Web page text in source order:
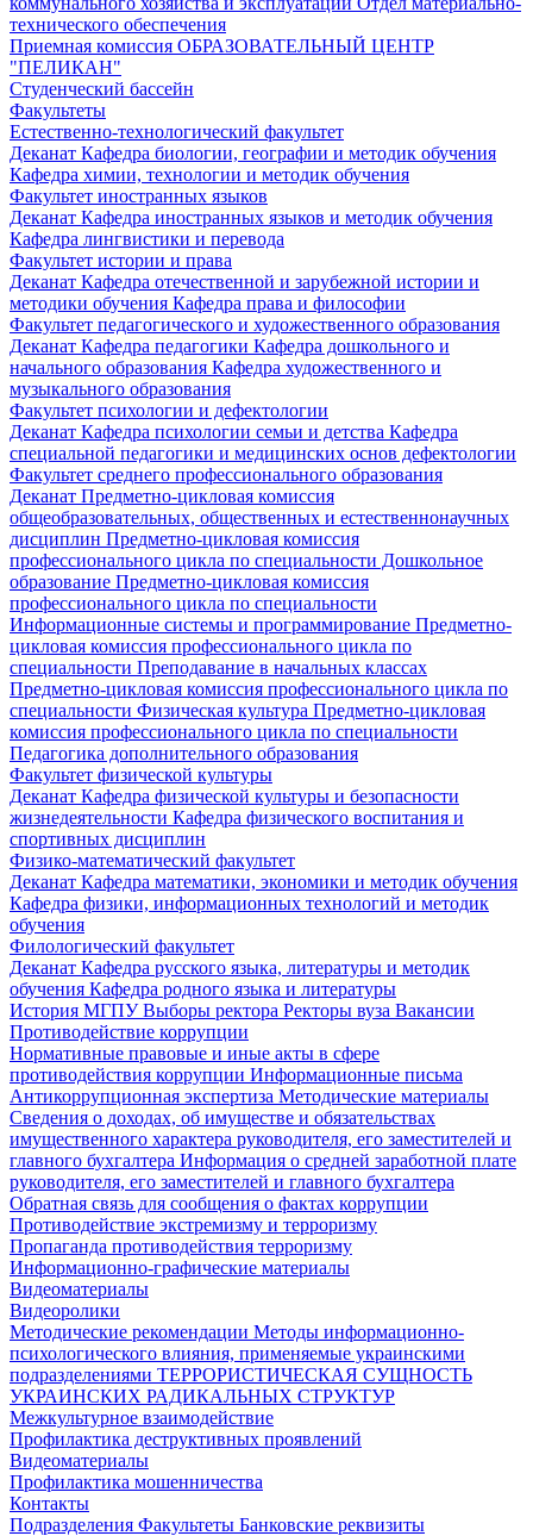
технического обеспечения
Приемная комиссия ОБРАЗОВАТЕЛЬНЫЙ ЦЕНТР
"ПЕЛИКАН"
Студенческий бассейн
Факультеты
Естественно-технологический факультет
Деканат Кафедра биологии, географии и методик обучения
Кафедра химии, технологии и методик обучения
Факультет иностранных языков
Деканат Кафедра иностранных языков и методик обучения
Кафедра лингвистики и перевода
Факультет истории и права
Деканат Кафедра отечественной и зарубежной истории и
методики обучения Кафедра права и философии
Факультет педагогического и художественного образования
Деканат Кафедра педагогики Кафедра дошкольного и
начального образования Кафедра художественного и
музыкального образования
Факультет психологии и дефектологии
Деканат Кафедра психологии семьи и детства Кафедра
специальной педагогики и медицинских основ дефектологии
Факультет среднего профессионального образования
Деканат Предметно-цикловая комиссия
общеобразовательных, общественных и естественнонаучных
дисциплин Предметно-цикловая комиссия
профессионального цикла по специальности Дошкольное
образование Предметно-цикловая комиссия
профессионального цикла по специальности
Информационные системы и программирование Предметно-
цикловая комиссия профессионального цикла по
специальности Преподавание в начальных классах
Предметно-цикловая комиссия профессионального цикла по
специальности Физическая культура Предметно-цикловая
комиссия профессионального цикла по специальности
Педагогика дополнительного образования
Факультет физической культуры
Деканат Кафедра физической культуры и безопасности
жизнедеятельности Кафедра физического воспитания и
спортивных дисциплин
Физико-математический факультет
Деканат Кафедра математики, экономики и методик обучения
Кафедра физики, информационных технологий и методик
обучения
Филологический факультет
Деканат Кафедра русского языка, литературы и методик
обучения Кафедра родного языка и литературы
История МГПУВыборы ректора Ректоры вуза Вакансии
Противодействие коррупции
Нормативные правовые и иные акты в сфере
противодействия коррупции Информационные письма
Антикоррупционная экспертиза Методические материалы
Сведения о доходах, об имуществе и обязательствах
имущественного характера руководителя, его заместителей и
главного бухгалтера Информация о средней заработной плате
руководителя, его заместителей и главного бухгалтера
Обратная связь для сообщения о фактах коррупции
Противодействие экстремизму и терроризму
Пропаганда противодействия терроризму
Информационно-графические материалы
Видеоматериалы
Видеоролики
Методические рекомендации Методы информационно-
психологического влияния, применяемые украинскими
подразделениями ТЕРРОРИСТИЧЕСКАЯ СУЩНОСТЬ
УКРАИНСКИХ РАДИКАЛЬНЫХ СТРУКТУР
Межкультурное взаимодействие
Профилактика деструктивных проявлений
Видеоматериалы
Профилактика мошенничества
Контакты
Подразделения Факультеты Банковские реквизиты